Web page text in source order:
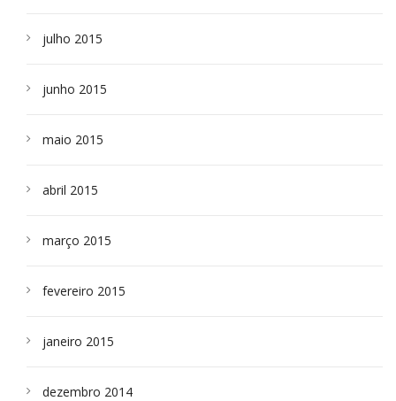
julho 2015
junho 2015
maio 2015
abril 2015
março 2015
fevereiro 2015
janeiro 2015
dezembro 2014